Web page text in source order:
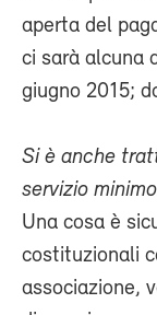
aperta del
ci sarà alcuna
giugno 2015;
Si è anche
servizio
Una cosa è
costituzionali
associazione,